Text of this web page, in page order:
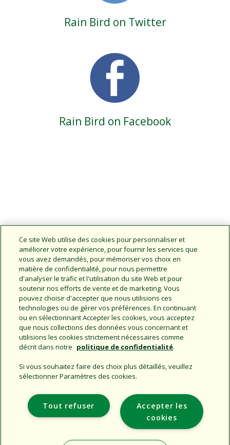
Rain Bird on Twitter
Rain Bird on Facebook
Consulter les postes disponibles
Column
Content
Support
Entreprise
Sites Supplémentaires
Ce site Web utilise des cookies pour personnaliser et
améliorer votre expérience, pour fournir les services que
vous avez demandés, pour mémoriser vos choix en
matière de confidentialité, pour nous permettre
d'analyser le trafic et l'utilisation du site Web et pour
soutenir nos efforts de vente et de marketing. Vous
pouvez choisir d'accepter que nous utilisions ces
technologies ou de gérer vos préférences. En continuant
ou en sélectionnant Accepter les cookies, vous acceptez
que nous collections des données vous concernant et
utilisions les cookies strictement nécessaires comme
décrit dans notre politique de confidentialité.
Si vous souhaitez faire des choix plus détaillés, veuillez
sélectionner Paramètres des cookies.
Accepter les
cookies
Tout refuser